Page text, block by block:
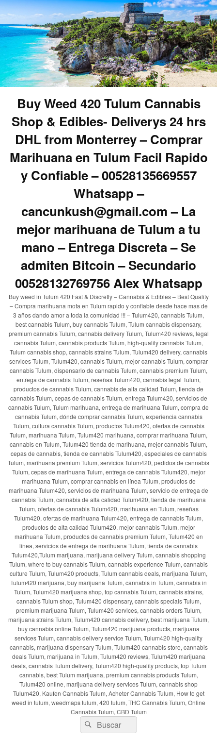
Buy Weed 420 Tulum Cannabis
Shop & Edibles- Deliverys 24 hrs
DHL from Monterrey – Comprar
Marihuana en Tulum Facil Rapido
y Confiable – 00528135669557
Whatsapp –
cancunkush@gmail.com – La
mejor marihuana de Tulum a tu
mano – Entrega Discreta – Se
admiten Bitcoin – Secundario
00528132769756 Alex Whatsapp
Buy weed in Tulum 420 Fast & Discretly – Cannabis & Edibles – Best Quality
– Compra marihuana mota en Tulum rapido y confiable desde hace mas de
3 años dando amor a toda la comunidad !!! – Tulum420, cannabis Tulum,
best cannabis Tulum, buy cannabis Tulum, Tulum cannabis dispensary,
premium cannabis Tulum, cannabis delivery Tulum, Tulum420 reviews, legal
cannabis Tulum, cannabis products Tulum, high-quality cannabis Tulum,
Tulum cannabis shop, cannabis strains Tulum, Tulum420 delivery, cannabis
services Tulum, Tulum420, cannabis Tulum, mejor cannabis Tulum, comprar
cannabis Tulum, dispensario de cannabis Tulum, cannabis premium Tulum,
entrega de cannabis Tulum, reseñas Tulum420, cannabis legal Tulum,
productos de cannabis Tulum, cannabis de alta calidad Tulum, tienda de
cannabis Tulum, cepas de cannabis Tulum, entrega Tulum420, servicios de
cannabis Tulum, Tulum marihuana, entrega de marihuana Tulum, compra de
cannabis Tulum, dónde comprar cannabis Tulum, experiencia cannabis
Tulum, cultura cannabis Tulum, productos Tulum420, ofertas de cannabis
Tulum, marihuana Tulum, Tulum420 marihuana, comprar marihuana Tulum,
cannabis en Tulum, Tulum420 tienda de marihuana, mejor cannabis Tulum,
cepas de cannabis, tienda de cannabis Tulum420, especiales de cannabis
Tulum, marihuana premium Tulum, servicios Tulum420, pedidos de cannabis
Tulum, cepas de marihuana Tulum, entrega de cannabis Tulum420, mejor
marihuana Tulum, comprar cannabis en línea Tulum, productos de
marihuana Tulum420, servicios de marihuana Tulum, servicio de entrega de
cannabis Tulum, cannabis de alta calidad Tulum420, tienda de marihuana
Tulum, ofertas de cannabis Tulum420, marihuana en Tulum, reseñas
Tulum420, ofertas de marihuana Tulum420, entrega de cannabis Tulum,
productos de alta calidad Tulum420, mejor cannabis Tulum, mejor
marihuana Tulum, productos de cannabis premium Tulum, Tulum420 en
línea, servicios de entrega de marihuana Tulum, tienda de cannabis
Tulum420,Tulum marijuana, marijuana delivery Tulum, cannabis shopping
Tulum, where to buy cannabis Tulum, cannabis experience Tulum, cannabis
culture Tulum, Tulum420 products, Tulum cannabis deals, marijuana Tulum,
Tulum420 marijuana, buy marijuana Tulum, cannabis in Tulum, cannabis in
Tulum, Tulum420 marijuana shop, top cannabis Tulum, cannabis strains,
cannabis Tulum shop, Tulum420 dispensary, cannabis specials Tulum,
premium marijuana Tulum, Tulum420 services, cannabis orders Tulum,
marijuana strains Tulum, Tulum420 cannabis delivery, best marijuana Tulum,
buy cannabis online Tulum, Tulum420 marijuana products, marijuana
services Tulum, cannabis delivery service Tulum, Tulum420 high-quality
cannabis, marijuana dispensary Tulum, Tulum420 cannabis store, cannabis
deals Tulum, marijuana in Tulum, Tulum420 reviews, Tulum420 marijuana
deals, cannabis Tulum delivery, Tulum420 high-quality products, top Tulum
cannabis, best Tulum marijuana, premium cannabis products Tulum,
Tulum420 online, marijuana delivery services Tulum, cannabis shop
Tulum420, Kaufen Cannabis Tulum, Acheter Cannabis Tulum, How to get
weed in tulum, weedmaps tulum, 420 tulum, THC Cannabis Tulum, Online
Cannabis Tulum, CBD Tulum
Buscar
por:
Buscar